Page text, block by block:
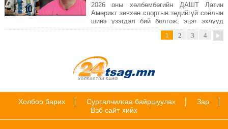
2026 оны хөлбөмбөгийн ДАШТ Латин
Америкт зөвхөн спортын төдийгүй соёлын
шинэ үзэгдэл бий болгож, эцэг эхчүүд
шинээр төрсөн хүүхдүүддээ дэлхийн
аваргын оддын нэрийг өгөх болжээ.
1 2 3 4
Холбоо барих Сурталчилгаа байршуулах
Зар
Вэб сайт хийх